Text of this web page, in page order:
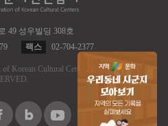
49 성우빌딩 308호
팩스 02-704-2377
Korean Cultural Centers.
ALL RIGHT RES
ERVED.